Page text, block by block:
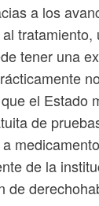
a los
tratamiento,
tener una
el Estado
de
de la
de